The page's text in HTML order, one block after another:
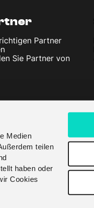
Medien
teilen
haben oder
Cookies
Partner
Sie Partner von